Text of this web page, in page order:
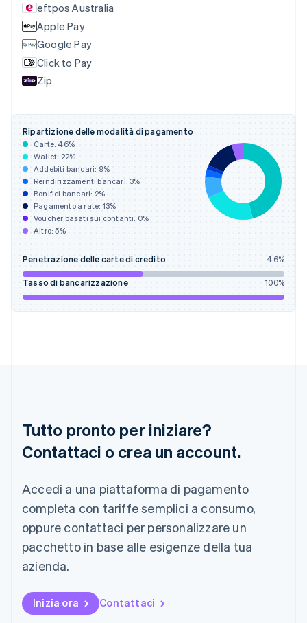
eftpos Australia
Apple Pay
Google Pay
Click to Pay
Zip
Ripartizione delle modalità di pagamento
Carte:46%
Wallet: 22%
Addebiti bancari: 9%
Reindirizzamenti bancari:3%
Bonifici bancari: 2%
Pagamento a rate: 13%
Voucher basati sui contanti: 0%
Altro:5%
Penetrazione delle carte di credito 46%
Tasso di bancarizzazione 100%
Tutto pronto per iniziare?
Contattaci o crea un account.
Accedi a una piattaforma di pagamento
completa con tariffe semplici a consumo,
oppure contattaci per personalizzare un
pacchetto in base alle esigenze della tua
azienda.
Inizia ora Contattaci
Croazia
EnglishItaliano
Danimarca
English
Emirati Arabi Uniti
English
Estonia
EnglishSvenska
Francia
Français English
Germania
DeutschEnglish
Giappone
日本語English
Gibilterra
Grecia
English
India
English
Irlanda
Lituania
English
Lussemburgo
Malaysia
简体中文
Malta
English
Messico
EspañolEnglish
Norvegia
Nuova Zelanda
English